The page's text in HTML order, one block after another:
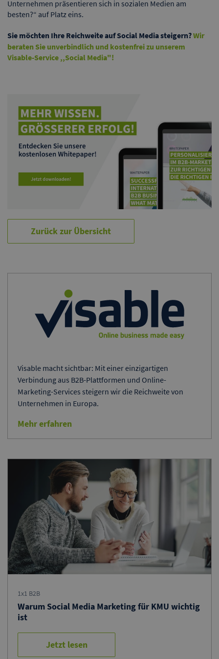
Unternehmen präsentieren sich in sozialen Medien am
besten?“ auf Platz eins.
Sie möchten Ihre Reichweite auf Social Media steigern?Wir
beraten Sie unverbindlich und kostenfrei zu unserem
Visable-Service ,,Social Media"!
Zurück zur Übersicht
Visable macht sichtbar: Mit einer einzigartigen
Verbindung aus B2B-Plattformen und Online-
Marketing-Services steigern wir die Reichweite von
Unternehmen in Europa.
Mehr erfahren
1x1 B2B
Warum Social Media Marketing für KMU wichtig
ist
Jetzt lesen